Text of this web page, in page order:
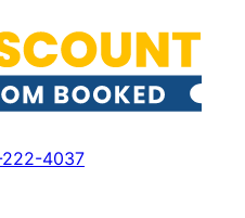
4037